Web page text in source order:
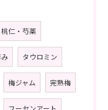
仁・芍薬
タウロミン
梅ジャム 完熟梅